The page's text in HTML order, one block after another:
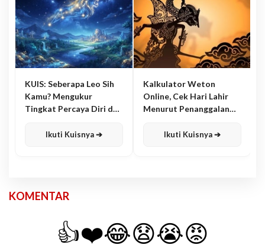
KUIS: Seberapa Leo Sih
Kamu? Mengukur
Tingkat Percaya Diri dan
Ikuti Kuisnya ➔
Kalkulator Weton
Online, Cek Hari Lahir
Menurut Penanggalan
Ikuti Kuisnya ➔
KOMENTAR
👍❤️😂😧😭😡